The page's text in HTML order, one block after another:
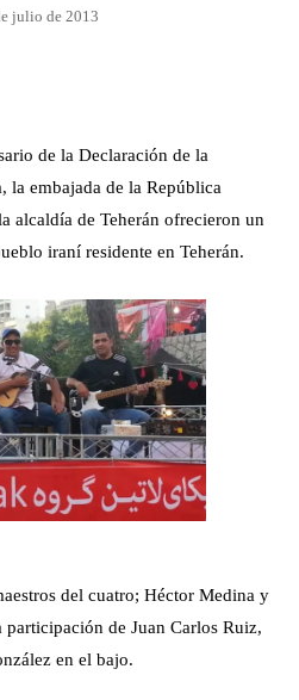
julio de 2013
de la Declaración de la
la embajada de la República
alcaldía de Teherán ofrecieron un
iraní residente en Teherán.
del cuatro; Héctor Medina y
de Juan Carlos Ruiz,
en el bajo.